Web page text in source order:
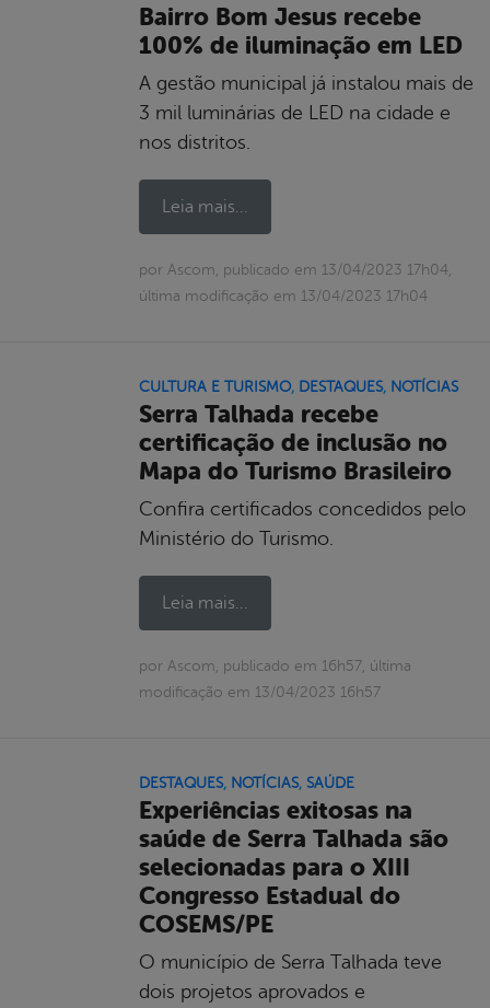
Bairro Bom Jesus recebe
100% de iluminação em LED
A gestão municipal já instalou mais de
3 mil luminárias de LED na cidade e
nos distritos.
Leia mais...
por Ascom, publicado em 13/04/2023 17h04,
última modificação em 13/04/2023 17h04
CULTURA E TURISMO, DESTAQUES, NOTÍCIAS
Serra Talhada recebe
certificação de inclusão no
Mapa do Turismo Brasileiro
Confira certificados concedidos pelo
Ministério do Turismo.
Leia mais...
por Ascom, publicado em 16h57, última
modificação em 13/04/2023 16h57
DESTAQUES, NOTÍCIAS, SAÚDE
Experiências exitosas na
saúde de Serra Talhada são
selecionadas para o XIII
Congresso Estadual do
COSEMS/PE
O município de Serra Talhada teve
dois projetos aprovados e